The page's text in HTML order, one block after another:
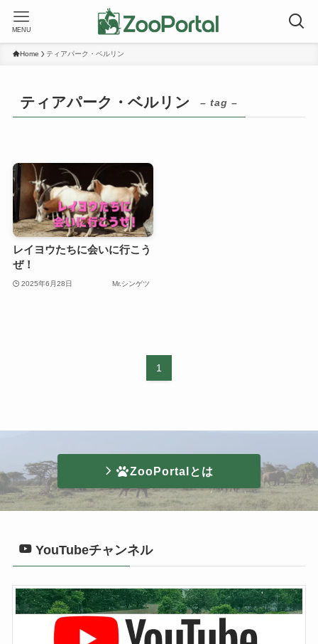
MENU
Home ティアパーク・ベルリン
ティアパーク・ベルリン – tag –
レイヨウたちに会いに行こう
ぜ！
2025年6月28日 Mr.シンゲツ
1
ZooPortalとは
YouTubeチャンネル